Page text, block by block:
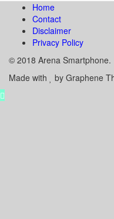
Home
Contact
Disclaimer
Privacy Policy
© 2018 Arena Smartphone.
Made with
by Graphene